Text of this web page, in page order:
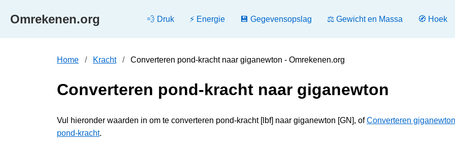
Omrekenen.org 💨 Druk ⚡ Energie 💾 Gegevensopslag ⚖️ Gewicht en Massa 🧭 Hoek
Home Kracht Converteren pond-kracht naar giganewton - Omrekenen.org
Converteren pond-kracht naar giganewton
Vul hieronder waarden in om te converteren pond-kracht [lbf] naar giganewton [GN], ofConverteren
pond-kracht.